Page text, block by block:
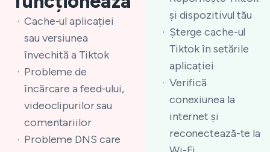
Cache-ul aplicației
sau versiunea
învechită a Tiktok
Probleme de
încărcare a feed-ului,
videoclipurilor sau
comentariilor
Probleme DNS care
și dispozitivul tău
Șterge cache-ul
Tiktok în setările
aplicației
Verifică
conexiunea la
internet și
reconectează-te la